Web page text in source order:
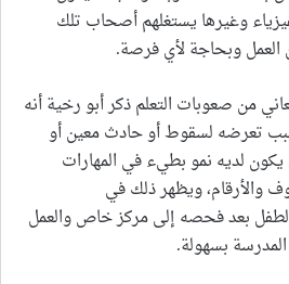
وغيرها يستغلهم أصحاب تلك
العمل وبحاجة لأي فرصة.
من صعوبات التعلم ذكر أبو رخية أنه
تعرضه لسقوط أو حادث معين أو
يكون لديه نمو بطيء في المهارات
والأرقام، ويظهر ذلك في
بعد فحصه إلى مركز خاص والعمل
بسهولة.